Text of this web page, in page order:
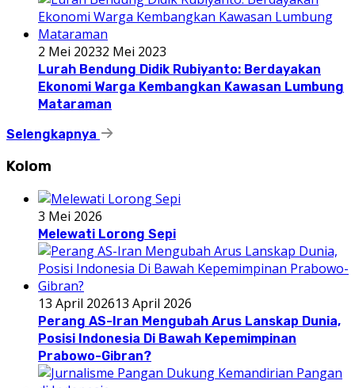
2 Mei 20232 Mei 2023
Lurah Bendung Didik Rubiyanto: Berdayakan
Ekonomi Warga Kembangkan Kawasan Lumbung
Mataraman
Selengkapnya
Kolom
3 Mei 2026
Melewati Lorong Sepi
13 April 202613 April 2026
Perang AS-Iran Mengubah Arus Lanskap Dunia,
Posisi Indonesia Di Bawah Kepemimpinan
Prabowo-Gibran?